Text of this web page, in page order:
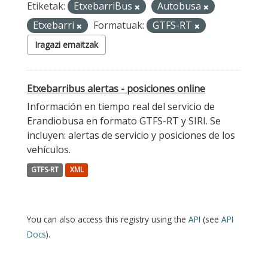
Etiketak: EtxebarriBus
Autobusa
Etxebarri
Formatuak: GTFS-RT
Iragazi emaitzak
Etxebarribus alertas - posiciones online
Información en tiempo real del servicio de
Erandiobusa en formato GTFS-RT y SIRI. Se
incluyen: alertas de servicio y posiciones de los
vehículos.
GTFS-RT XML
You can also access this registry using the API (see API
Docs).